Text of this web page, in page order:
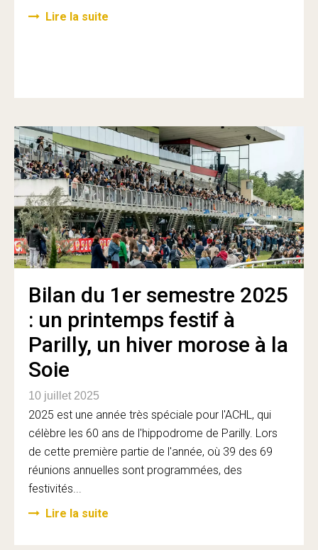
Lire la suite
Bilan du 1er semestre 2025
: un printemps festif à
Parilly, un hiver morose à la
Soie
10 juillet 2025
2025 est une année très spéciale pour l'ACHL, qui
célèbre les 60 ans de l'hippodrome de Parilly. Lors
de cette première partie de l'année, où 39 des 69
réunions annuelles sont programmées, des
festivités...
Lire la suite